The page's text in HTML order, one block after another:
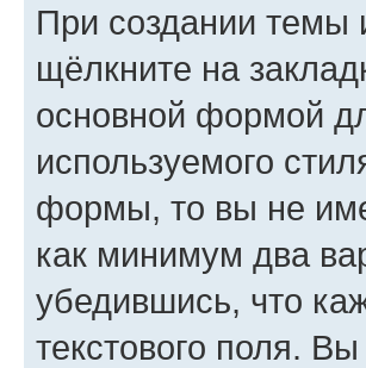
При создании темы
щёлкните на
основной формой
используемого
формы, то вы не
как минимум два
убедившись, что
текстового поля.